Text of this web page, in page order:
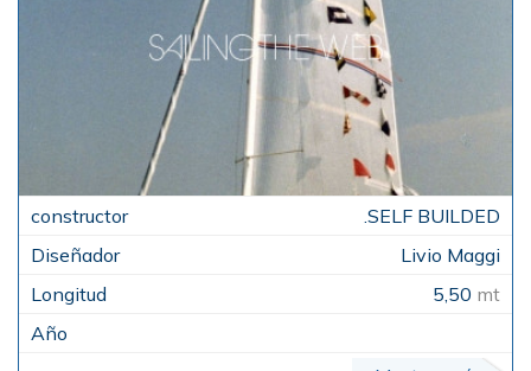
.SELF BUILDED
Livio Maggi
5,50 mt